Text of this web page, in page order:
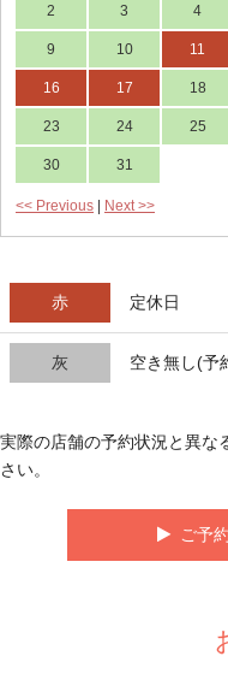
<< Previous | Next >>
2 3 4
9 10 11
16 17 18
23 24 25
30 31
赤 定休日
灰 空き無し(予
実際の店舗の予約状況と異な
さい。
ご予